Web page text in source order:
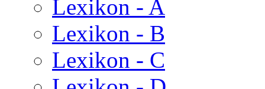
Lexikon - A
Lexikon - B
Lexikon - C